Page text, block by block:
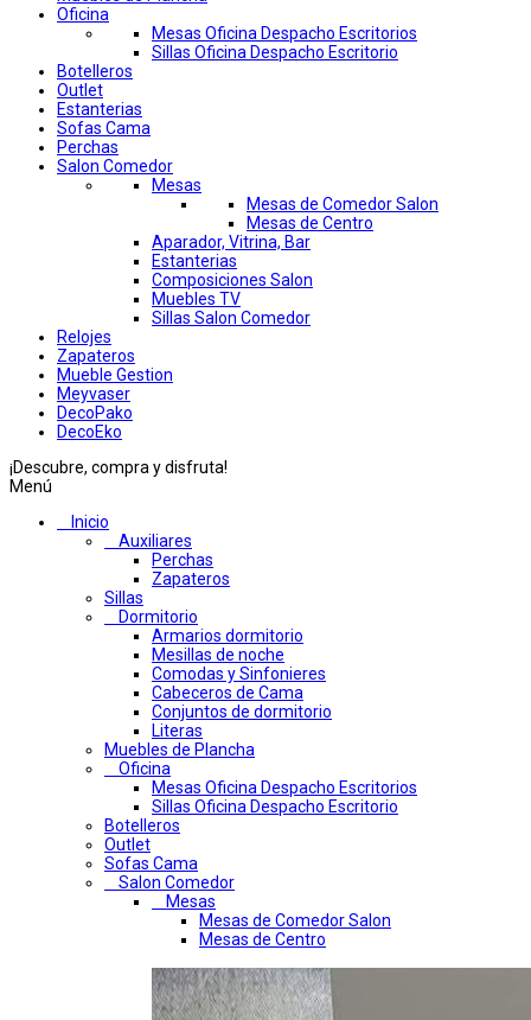
Oficina
Mesas Oficina Despacho Escritorios
Sillas Oficina Despacho Escritorio
Botelleros
Outlet
Estanterias
Sofas Cama
Perchas
Salon Comedor
Mesas
Mesas de Comedor Salon
Mesas de Centro
Aparador, Vitrina, Bar
Estanterias
Composiciones Salon
Muebles TV
Sillas Salon Comedor
Relojes
Zapateros
Mueble Gestion
Meyvaser
DecoPako
DecoEko
¡Descubre, compra y disfruta!
Menú
Inicio
Auxiliares
Perchas
Zapateros
Sillas
Dormitorio
Armarios dormitorio
Mesillas de noche
Comodas y Sinfonieres
Cabeceros de Cama
Conjuntos de dormitorio
Literas
Muebles de Plancha
Oficina
Mesas Oficina Despacho Escritorios
Sillas Oficina Despacho Escritorio
Botelleros
Outlet
Sofas Cama
Salon Comedor
Mesas
Mesas de Comedor Salon
Mesas de Centro